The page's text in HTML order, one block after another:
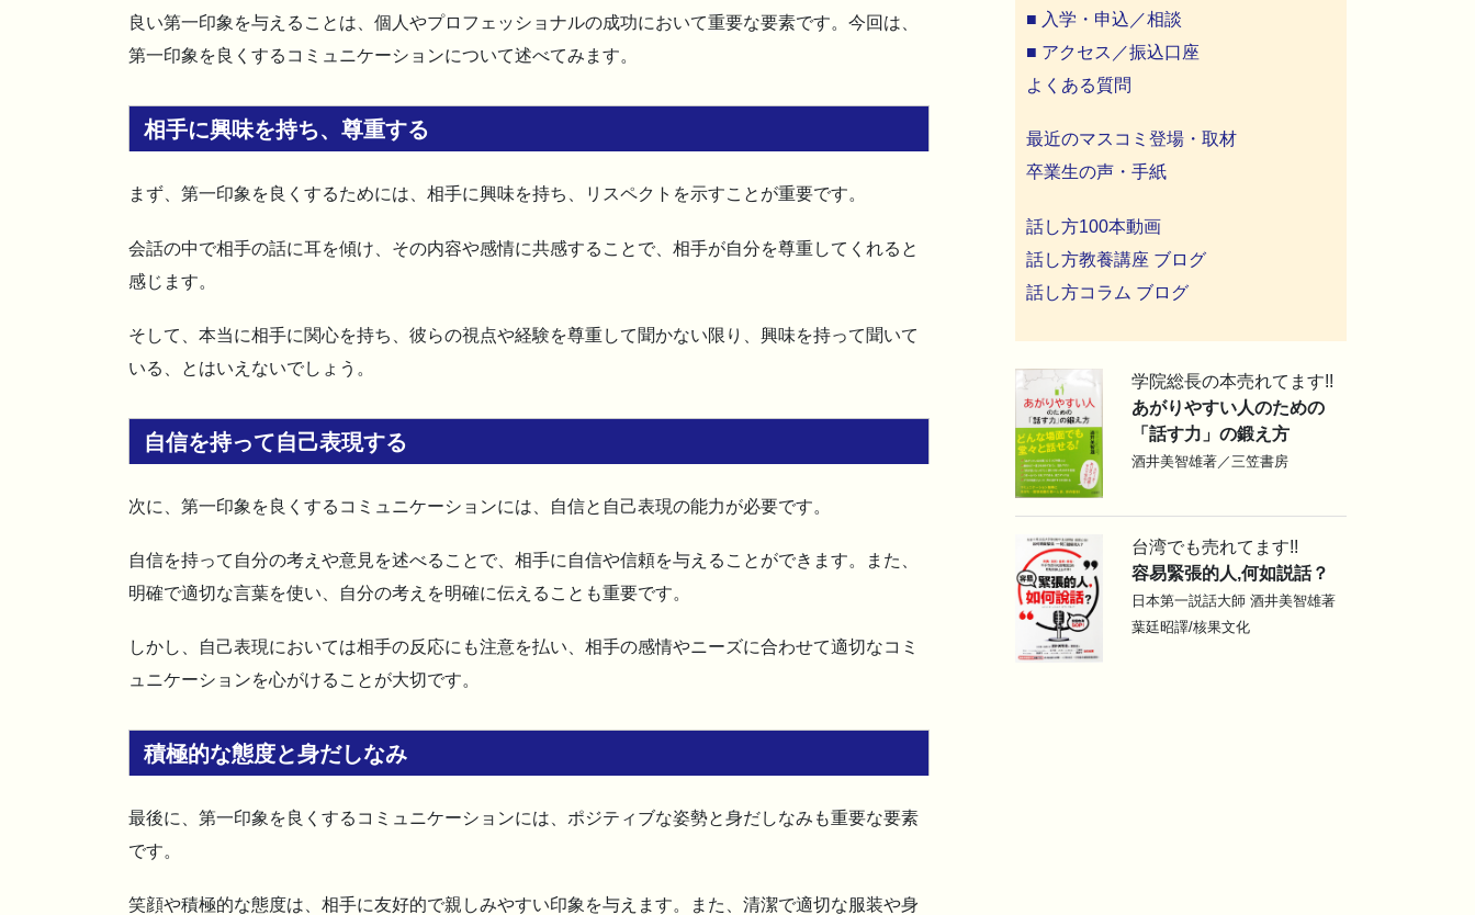
良い第一印象を与えることは、個人やプロフェッショナルの成功において重要な要素です。今回は、
第一印象を良くするコミュニケーションについて述べてみます。
相手に興味を持ち、尊重する
まず、第一印象を良くするためには、相手に興味を持ち、リスペクトを示すことが重要です。
会話の中で相手の話に耳を傾け、その内容や感情に共感することで、相手が自分を尊重してくれると
感じます。
そして、本当に相手に関心を持ち、彼らの視点や経験を尊重して聞かない限り、興味を持って聞いて
いる、とはいえないでしょう。
自信を持って自己表現する
次に、第一印象を良くするコミュニケーションには、自信と自己表現の能力が必要です。
自信を持って自分の考えや意見を述べることで、相手に自信や信頼を与えることができます。また、
明確で適切な言葉を使い、自分の考えを明確に伝えることも重要です。
しかし、自己表現においては相手の反応にも注意を払い、相手の感情やニーズに合わせて適切なコミ
ュニケーションを心がけることが大切です。
積極的な態度と身だしなみ
最後に、第一印象を良くするコミュニケーションには、ポジティブな姿勢と身だしなみも重要な要素
です。
笑顔や積極的な態度は、相手に友好的で親しみやすい印象を与えます。また、清潔で適切な服装や身
■ 入学・申込／相談
■ アクセス／振込口座
よくある質問
最近のマスコミ登場・取材
卒業生の声・手紙
話し方100本動画
話し方教養講座 ブログ
話し方コラム ブログ
学院総長の本売れてます!!
あがりやすい人のための
「話す力」の鍛え方
酒井美智雄著／三笠書房
台湾でも売れてます!!
容易緊張的人,何如説話？
日本第一説話大師 酒井美智雄著
葉廷昭譯/核果文化